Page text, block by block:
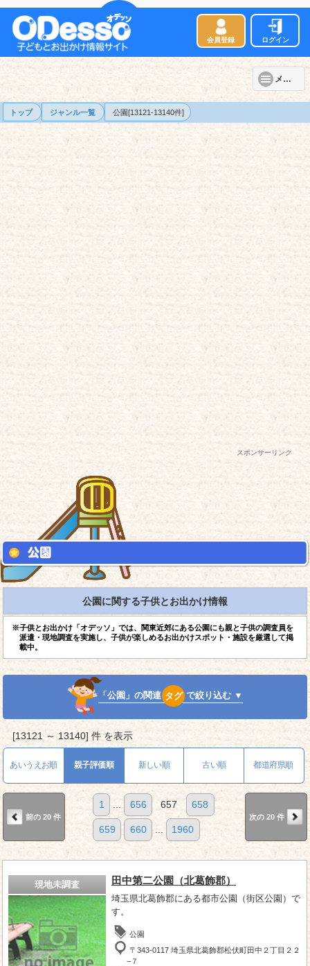
会員登録 ログイン
メニュー
トップ ジャンル一覧 公園[13121-13140件]
スポンサーリンク
公園に関する子供とお出かけ情報
※子供とお出かけ「オデッソ」では、関東近郊にある公園にも親と子供の調査員を
派遣・現地調査を実施し、子供が楽しめるお出かけスポット・施設を厳選して掲
載中。
「公園」の関連 タグ で絞り込む ▼
[13121 ～ 13140] 件 を表示
あいうえお順 親子評価順 新しい順 古い順 都道府県順
前の 20 件
1 ... 656 657 658
659 660 ... 1960
次の 20 件
現地未調査 田中第二公園（北葛飾郡）
埼玉県北葛飾郡にある都市公園（街区公園）で
す。
公園
〒343-0117 埼玉県北葛飾郡松伏町田中２丁目２２
−７